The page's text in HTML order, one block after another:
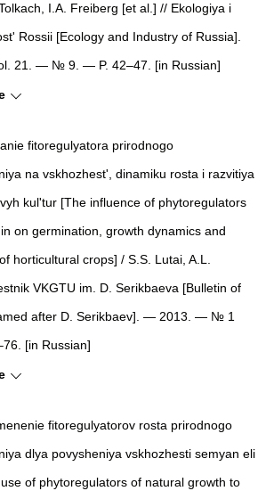
I.A. Freiberg [et al.] // Ekologiya i
Rossii [Ecology and Industry of Russia].
21. — № 9. — P. 42–47. [in Russian]
fitoregulyatora prirodnogo
na vskhozhest', dinamiku rosta i razvitiya
kul'tur [The influence of phytoregulators
on germination, growth dynamics and
horticultural crops] / S.S. Lutai, A.L.
VKGTU im. D. Serikbaeva [Bulletin of
after D. Serikbaev]. — 2013. — № 1
[in Russian]
fitoregulyatorov rosta prirodnogo
dlya povysheniya vskhozhesti semyan eli
of phytoregulators of natural growth to